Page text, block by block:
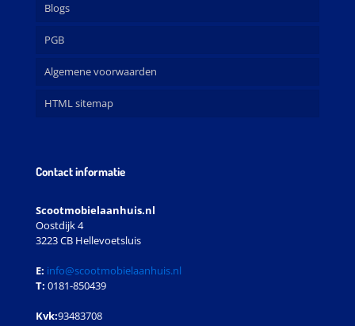
Blogs
PGB
Algemene voorwaarden
HTML sitemap
Contact informatie
Scootmobielaanhuis.nl
Oostdijk 4
3223 CB Hellevoetsluis
E: info@scootmobielaanhuis.nl
T: 0181-850439
Kvk:93483708